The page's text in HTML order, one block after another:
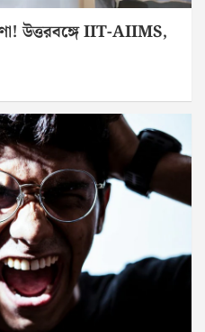
উত্তরবঙ্গে IIT-AIIMS,